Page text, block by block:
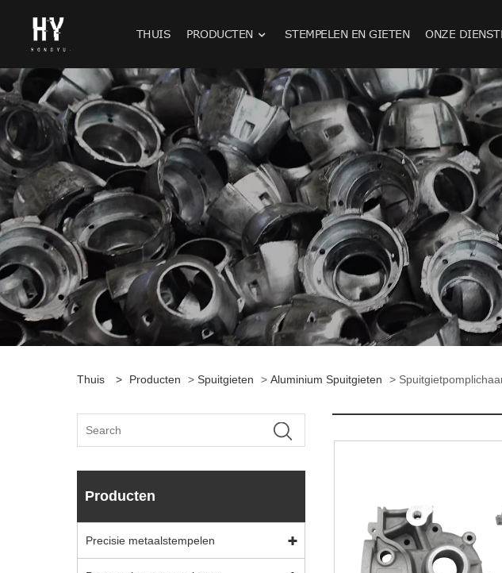
THUIS PRODUCTEN STEMPELEN EN GIETEN ONZE
Thuis > Producten > Spuitgieten > Aluminium Spuitgieten >
Producten
Precisie metaalstempelen